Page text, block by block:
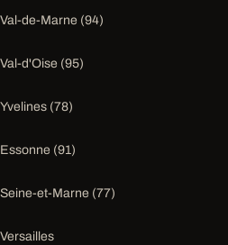
Val-de-Marne (94)
Val-d'Oise (95)
Yvelines (78)
Essonne (91)
Seine-et-Marne (77)
Versailles